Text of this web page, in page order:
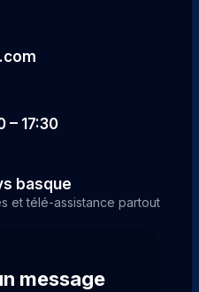
– 17:30
basque
et télé-assistance partout
message